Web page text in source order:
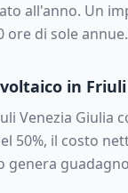
all'anno. Un
ore di sole annue.
in
Venezia Giulia
50%, il costo